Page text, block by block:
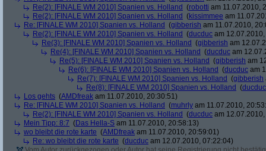
Re(2): [FINALE WM 2010] Spanien vs. Holland (robotti am 11.07.2010,
Re(2): [FINALE WM 2010] Spanien vs. Holland (kissimmee am
Re: [FINALE WM 2010] Spanien vs. Holland (gibberish am 11.07.2010,
Re(2): [FINALE WM 2010] Spanien vs. Holland (ducduc am
Re(3): [FINALE WM 2010] Spanien vs. Holland (gibberish am
Re(4): [FINALE WM 2010] Spanien vs. Holland (ducduc am
Re(5): [FINALE WM 2010] Spanien vs. Holland (gibberish am
Re(6): [FINALE WM 2010] Spanien vs. Holland (ducduc am
Re(7): [FINALE WM 2010] Spanien vs. Holland (gibberish
Re(8): [FINALE WM 2010] Spanien vs. Holland (ducduc
Los gehts (AMDfreak am 11.07.2010, 20:30:51)
Re: [FINALE WM 2010] Spanien vs. Holland (muhrly am 11.07.2010,
Re(2): [FINALE WM 2010] Spanien vs. Holland (ducduc am
Mein Tipp: 8:7 (Das Hella-S am 11.07.2010, 20:58:13)
wo bleibt die rote karte (AMDfreak am 11.07.2010, 20:59:01)
Re: wo bleibt die rote karte (ducduc am 12.07.2010, 07:22:04)